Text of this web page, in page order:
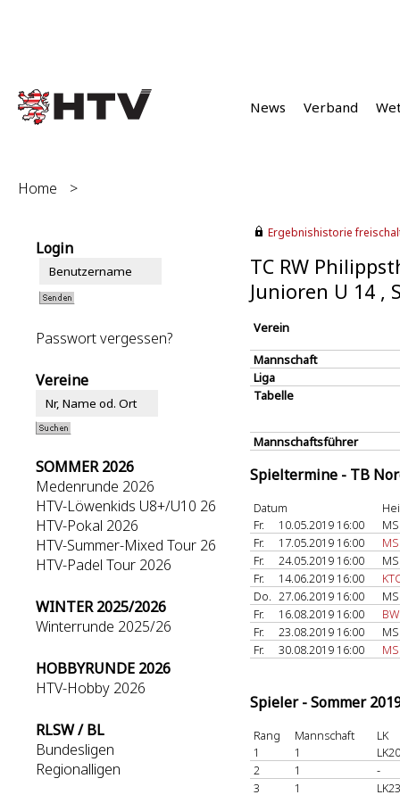
News Verband
Home >
Login
Passwort vergessen?
Vereine
SOMMER 2026
Medenrunde 2026
HTV-Löwenkids U8+/U10 26
HTV-Pokal 2026
HTV-Summer-Mixed Tour 26
HTV-Padel Tour 2026
WINTER 2025/2026
Winterrunde 2025/26
HOBBYRUNDE 2026
HTV-Hobby 2026
RLSW / BL
Bundesligen
Regionalligen
Ergebnishistorie
TC RW
Junioren U 14 ,
Verein
Mannschaft
Liga
Tabelle
Mannschaftsführer
Spieltermine - TB
Datum
Fr.
10.05.2019 16:00
Fr.
17.05.2019 16:00
Fr.
24.05.2019 16:00
Fr.
14.06.2019 16:00
Do. 27.06.2019 16:00
Fr.
16.08.2019 16:00
Fr.
23.08.2019 16:00
Fr.
30.08.2019 16:00
Spieler - Sommer
Rang Mannschaft
LK
1
1
2
1
-
3
1